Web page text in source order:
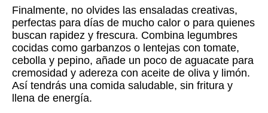
Finalmente, no olvides las ensaladas creativas,
perfectas para días de mucho calor o para quienes
buscan rapidez y frescura. Combina legumbres
cocidas como garbanzos o lentejas con tomate,
cebolla y pepino, añade un poco de aguacate para
cremosidad y adereza con aceite de oliva y limón.
Así tendrás una comida saludable, sin fritura y
llena de energía.